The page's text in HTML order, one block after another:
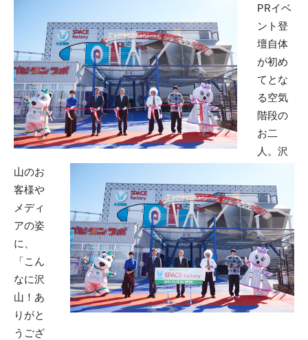
PRイベ
ント登
壇自体
が初め
てとな
る空気
階段の
お二
人。沢
山のお
客様や
メディ
アの姿
に、
「こん
なに沢
山！あ
りがと
うござ